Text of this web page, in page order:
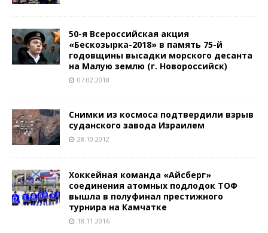
50-я Всероссийская акция
«Бескозырка-2018» в память 75-й
годовщины высадки морского десанта
на Малую землю (г. Новороссийск)
07.02.2018
Снимки из космоса подтвердили взрыв
суданского завода Израилем
28.10.2012
Хоккейная команда «Айсберг»
соединения атомных подлодок ТОФ
вышла в полуфинал престижного
турнира на Камчатке
18.11.2016